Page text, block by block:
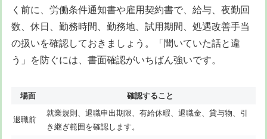
く前に、労働条件通知書や雇用契約書で、給与、夜勤回
数、休日、勤務時間、勤務地、試用期間、処遇改善手当
の扱いを確認しておきましょう。「聞いていた話と違
う」を防ぐには、書面確認がいちばん強いです。
場面 確認すること
退職前
就業規則、退職申出期限、有給休暇、退職金、貸与物、引
き継ぎ範囲を確認します。